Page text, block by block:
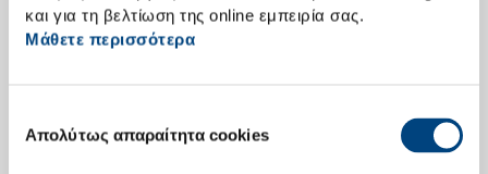
και για τη βελτίωση της online εμπειρία σας.
Μάθετε περισσότερα
συγκατάθεσης
Απολύτως απαραίτητα cookies
σχεδιάσουν και να αναπτύξουν μία ειδική εφαρμογή πωλήσεων
και εξυπηρέτησης πελατών
συστημάτων πληροφορικής. Για την υλοποίηση της άσκησης, οι
συμμετέχοντες άντλησαν στοιχεία από την τεχνογνωσία και